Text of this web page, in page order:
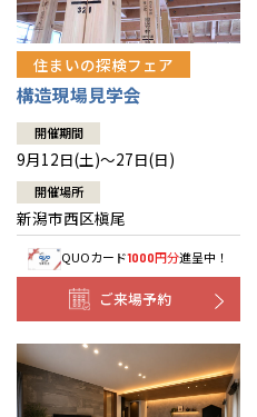
住まいの探検フェア
構造現場見学会
開催期間
9月12日(土)～27日(日)
開催場所
新潟市西区槇尾
QUOカード1000円分進呈中！
ご来場予約